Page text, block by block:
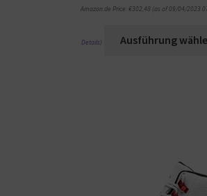
Amazon.de Price: €302,48 (as of 09/04/2023
Details Ausführung